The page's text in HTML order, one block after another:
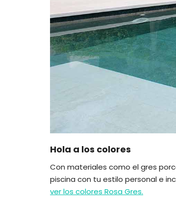
Hola a los colores
Con materiales como el gres
piscina con tu estilo personal e
ver los colores Rosa Gres.